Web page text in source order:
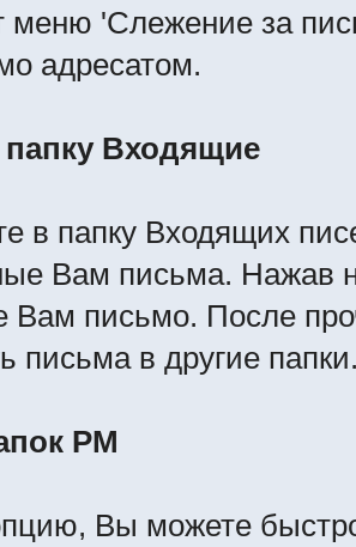
меню 'Слежение за
адресатом.
Входящие
в папку Входящих
Вам письма. Нажав
письмо. После
письма в другие
РМ
Вы можете